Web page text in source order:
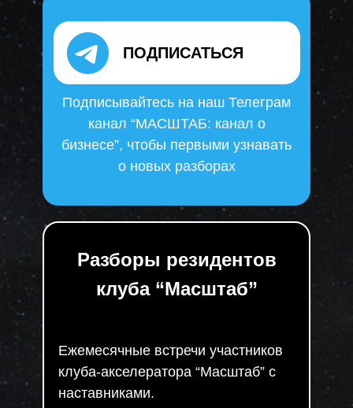
Подписывайтесь на наш Телеграм
канал “МАСШТАБ: канал о
бизнесе”, чтобы первыми узнавать
о новых разборах
Разборы резидентов
клуба “Масштаб”
Ежемесячные встречи участников
клуба-акселератора “Масштаб” с
наставниками.
ПОДПИСАТЬСЯ